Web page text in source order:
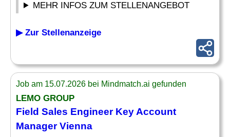
MEHR INFOS ZUM STELLENANGEBOT
▶ Zur Stellenanzeige
Job am 15.07.2026 bei Mindmatch.ai gefunden
LEMO GROUP
Field Sales EngineerKey Account
Manager Vienna